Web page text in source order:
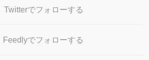
Twitterでフォローする
Feedlyでフォローする